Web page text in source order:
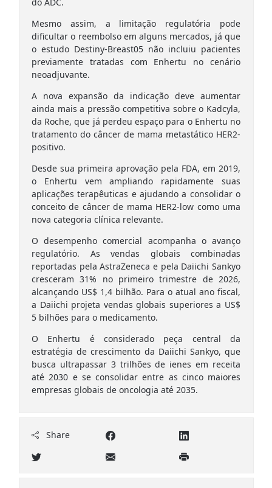
Mesmo assim, a limitação regulatória pode
dificultar o reembolso em alguns mercados, já que
o estudo Destiny-Breast05 não incluiu pacientes
previamente tratadas com Enhertu no cenário
neoadjuvante.
A nova expansão da indicação deve aumentar
ainda mais a pressão competitiva sobre o Kadcyla,
da Roche, que já perdeu espaço para o Enhertu no
tratamento do câncer de mama metastático HER2-
positivo.
Desde sua primeira aprovação pela FDA, em 2019,
o Enhertu vem ampliando rapidamente suas
aplicações terapêuticas e ajudando a consolidar o
conceito de câncer de mama HER2-low como uma
nova categoria clínica relevante.
O desempenho comercial acompanha o avanço
regulatório. As vendas globais combinadas
reportadas pela AstraZeneca e pela Daiichi Sankyo
cresceram 31% no primeiro trimestre de 2026,
alcançando US$ 1,4 bilhão. Para o atual ano fiscal,
a Daiichi projeta vendas globais superiores a US$
5 bilhões para o medicamento.
O Enhertu é considerado peça central da
estratégia de crescimento da Daiichi Sankyo, que
busca ultrapassar 3 trilhões de ienes em receita
até 2030 e se consolidar entre as cinco maiores
empresas globais de oncologia até 2035.
Share